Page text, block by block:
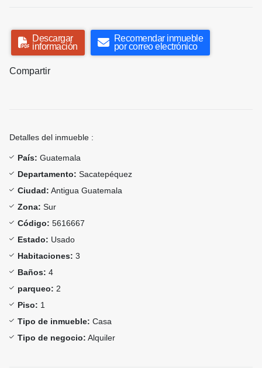
Descargar
información
Recomendar inmueble
por correo electrónico
Compartir
Detalles del inmueble :
País: Guatemala
Departamento: Sacatepéquez
Ciudad: Antigua Guatemala
Zona: Sur
Código: 5616667
Estado: Usado
Habitaciones: 3
Baños: 4
parqueo: 2
Piso: 1
Tipo de inmueble: Casa
Tipo de negocio: Alquiler